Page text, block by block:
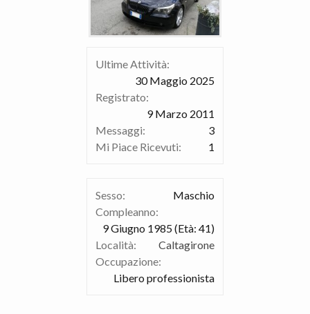
Ultime Attività:
30 Maggio 2025
Registrato:
9 Marzo 2011
Messaggi:
3
Mi Piace Ricevuti:
1
Sesso:
Maschio
Compleanno:
9 Giugno 1985(Età: 41)
Località:
Caltagirone
Occupazione:
Libero professionista